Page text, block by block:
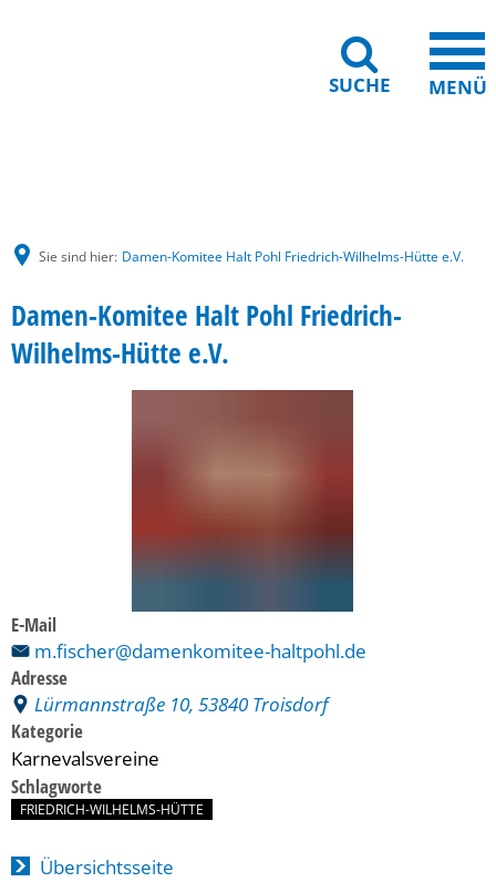
SUCHE MENÜ
Sie sind hier: Damen-Komitee Halt Pohl Friedrich-Wilhelms-Hütte e.V.
Damen-Komitee Halt Pohl Friedrich-
Wilhelms-Hütte e.V.
E-Mail
m.fischer@damenkomitee-haltpohl.de
Adresse
Lürmannstraße 10, 53840 Troisdorf
Kategorie
Karnevalsvereine
Schlagworte
FRIEDRICH-WILHELMS-HÜTTE
Übersichtsseite